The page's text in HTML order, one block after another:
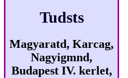
Tudsts
Magyaratd, Karcag,
Nagyigmnd,
Budapest IV. kerlet,